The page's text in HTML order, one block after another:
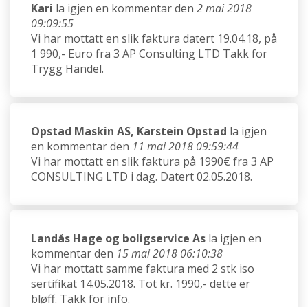
Kari la igjen en kommentar den 2 mai 2018
09:09:55
Vi har mottatt en slik faktura datert 19.04.18, på
1 990,- Euro fra 3 AP Consulting LTD Takk for
Trygg Handel.
Opstad Maskin AS, Karstein Opstad la igjen
en kommentar den 11 mai 2018 09:59:44
Vi har mottatt en slik faktura på 1990€ fra 3 AP
CONSULTING LTD i dag. Datert 02.05.2018.
Landås Hage og boligservice As la igjen en
kommentar den 15 mai 2018 06:10:38
Vi har mottatt samme faktura med 2 stk iso
sertifikat 14.05.2018. Tot kr. 1990,- dette er
bløff. Takk for info.